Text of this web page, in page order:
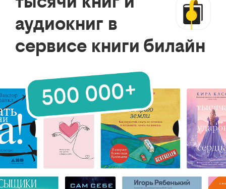
аудиокниг в
сервисе книги билайн